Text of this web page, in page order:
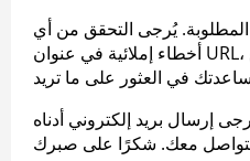
يُرجى التحقق من أي
أخطاء إملائية في عنوان URL، أو عرض خريطة الموقع
إرسال بريد إلكتروني أدناه